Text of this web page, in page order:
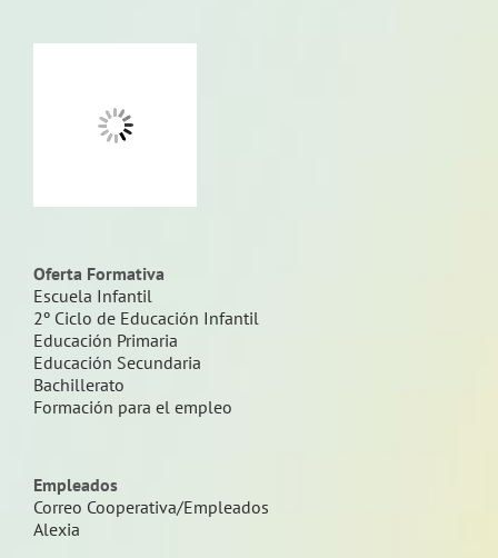
Oferta Formativa
Escuela Infantil
2º Ciclo de Educación Infantil
Educación Primaria
Educación Secundaria
Bachillerato
Formación para el empleo
Empleados
Correo Cooperativa/Empleados
Alexia